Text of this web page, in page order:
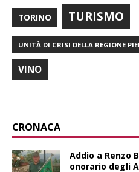
TORINO TURISMO
UNITÀ DI CRISI DELLA REGIONE
VINO
CRONACA
Addio a Renzo
onorario degli